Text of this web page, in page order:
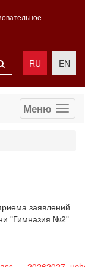
RU EN
Меню
заявлений
"Гимназия №2"